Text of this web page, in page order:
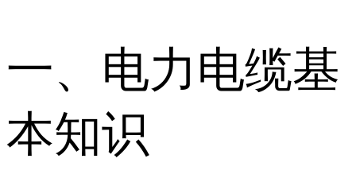
一、电力电缆基
本知识